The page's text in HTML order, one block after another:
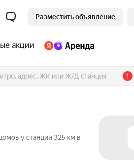
Разместить объявление
акции
1
у станции 325 км в